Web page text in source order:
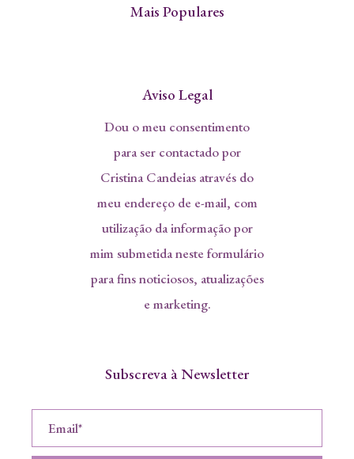
Mais Populares
Aviso Legal
Dou o meu consentimento
para ser contactado por
Cristina Candeias através do
meu endereço de e-mail, com
utilização da informação por
mim submetida neste formulário
para fins noticiosos, atualizações
e marketing.
Subscreva à Newsletter